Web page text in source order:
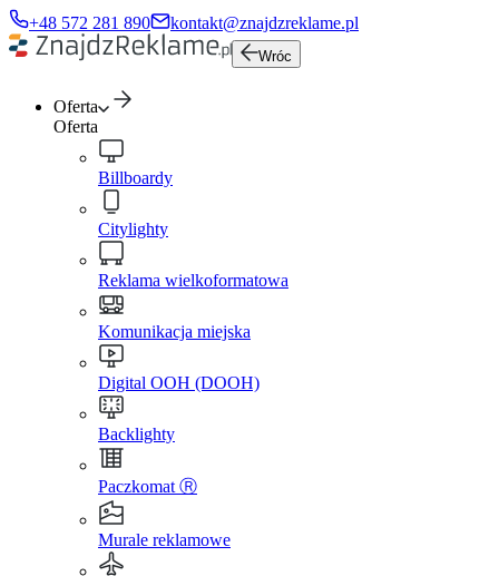
+48 572 281 890 kontakt@znajdzreklame.pl
Wróc
Oferta
Oferta
Billboardy
Citylighty
Reklama wielkoformatowa
Komunikacja miejska
Digital OOH (DOOH)
Backlighty
Paczkomat Ⓡ
Murale reklamowe